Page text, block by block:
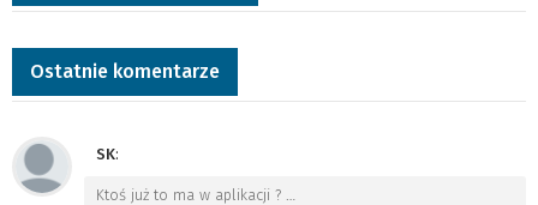
Ostatnie komentarze
SK:
Ktoś już to ma w aplikacji ? …